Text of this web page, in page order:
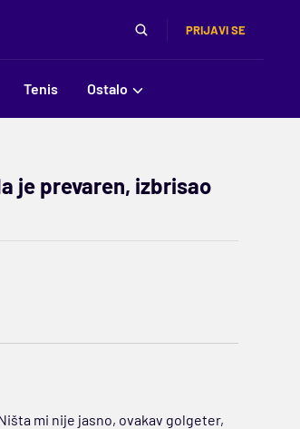
PRIJAVI SE
Tenis Ostalo
je prevaren, izbrisao
mi nije jasno, ovakav golgeter,